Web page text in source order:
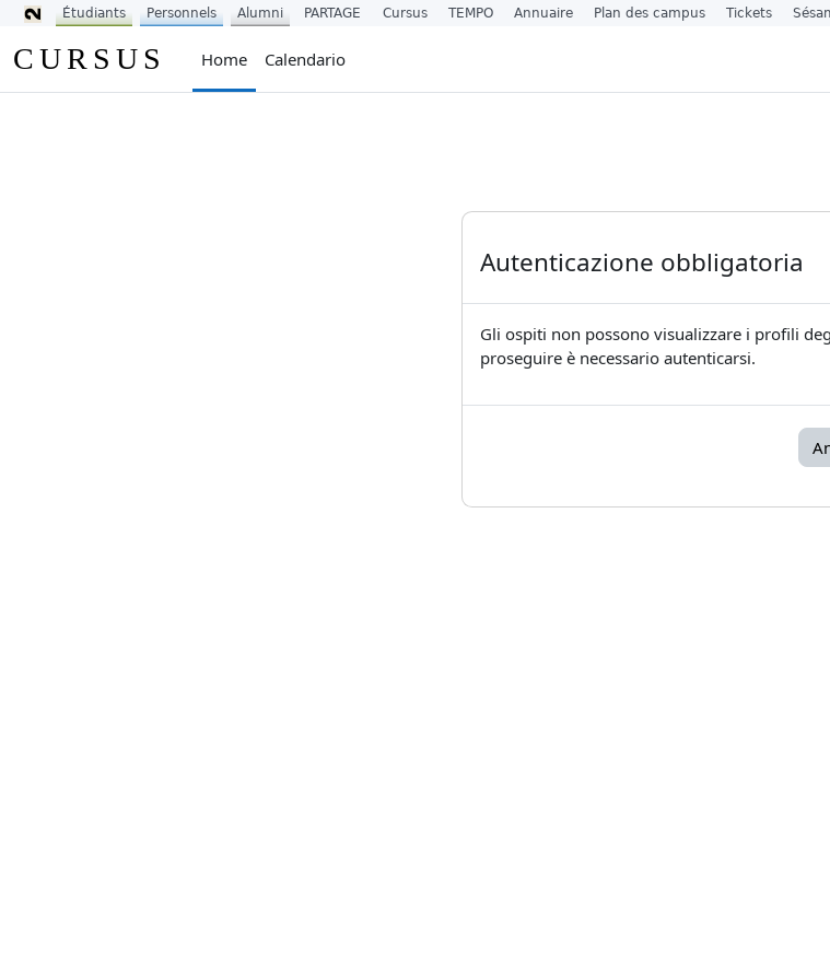
CURSUS Home Calendario
Autenticazione obbligatoria
Gli ospiti non possono visualizzare i profili
proseguire è necessario autenticarsi.
Étudiants Personnels Alumni PARTAGE Cursus TEMPO Annuaire Plan des campus Tickets